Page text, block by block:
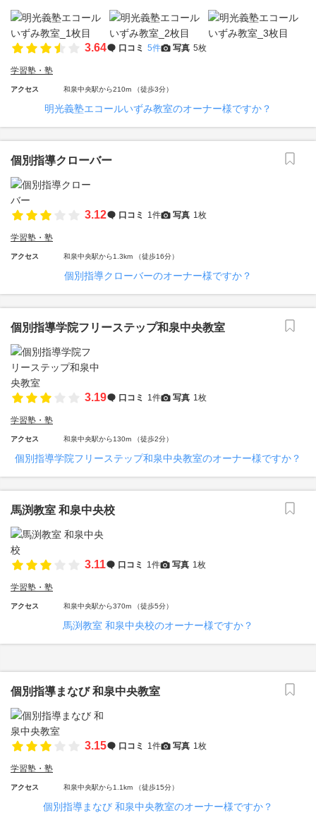
3.64 口コミ 5件 写真 5枚
学習塾・塾
アクセス 和泉中央駅から210m （徒歩3分）
明光義塾エコールいずみ教室のオーナー様ですか？
個別指導クローバー
3.12 口コミ 1件 写真 1枚
学習塾・塾
アクセス 和泉中央駅から1.3km （徒歩16分）
個別指導クローバーのオーナー様ですか？
個別指導学院フリーステップ和泉中央教室
3.19 口コミ 1件 写真 1枚
学習塾・塾
アクセス 和泉中央駅から130m （徒歩2分）
個別指導学院フリーステップ和泉中央教室のオーナー様ですか？
馬渕教室 和泉中央校
3.11 口コミ 1件 写真 1枚
学習塾・塾
アクセス 和泉中央駅から370m （徒歩5分）
馬渕教室 和泉中央校のオーナー様ですか？
個別指導まなび 和泉中央教室
3.15 口コミ 1件 写真 1枚
学習塾・塾
アクセス 和泉中央駅から1.1km （徒歩15分）
個別指導まなび 和泉中央教室のオーナー様ですか？